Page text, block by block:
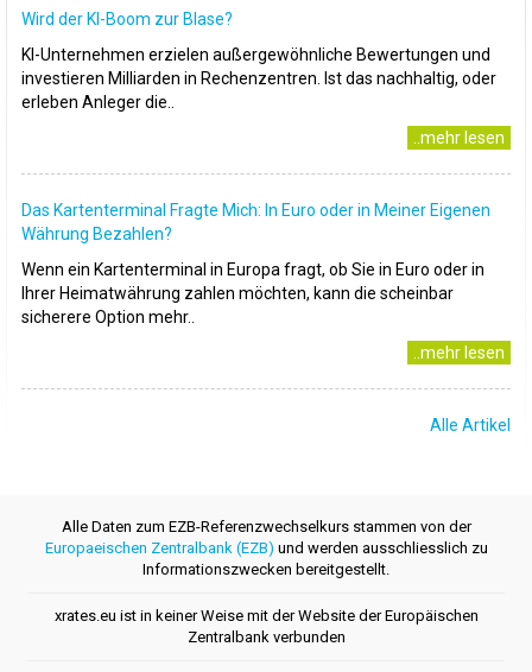
Wird der KI-Boom zur Blase?
KI-Unternehmen erzielen außergewöhnliche Bewertungen und
investieren Milliarden in Rechenzentren. Ist das nachhaltig, oder
erleben Anleger die..
..mehr lesen
Das Kartenterminal Fragte Mich: In Euro oder in Meiner Eigenen
Währung Bezahlen?
Wenn ein Kartenterminal in Europa fragt, ob Sie in Euro oder in
Ihrer Heimatwährung zahlen möchten, kann die scheinbar
sicherere Option mehr..
..mehr lesen
Alle Artikel
Alle Daten zum EZB-Referenzwechselkurs stammen von der
Europaeischen Zentralbank (EZB) und werden ausschliesslich zu
Informationszwecken bereitgestellt.
xrates.eu ist in keiner Weise mit der Website der Europäischen
Zentralbank verbunden